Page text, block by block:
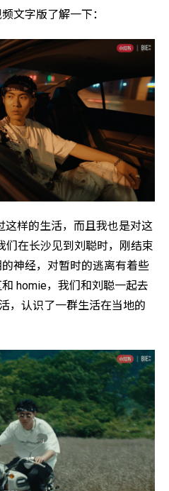
文字版了解一下：
这样的生活，而且我也是对这
们在长沙见到刘聪时，刚结束
神经，对暂时的逃离有着些
homie，我们和刘聪一起去
，认识了一群生活在当地的